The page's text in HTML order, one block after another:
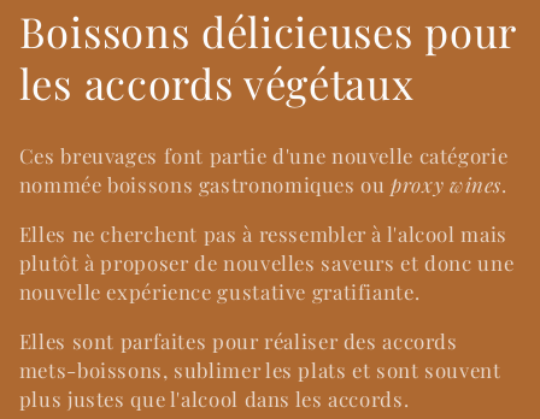
C
o
l
e
c
t
i
Boissons délicieuses pour
les accords végétaux
Ces breuvages font partie d'une nouvelle catégorie
nommée boissons gastronomiques ouproxy wines.
Elles ne cherchent pas à ressembler à l'alcool mais
plutôt à proposer de nouvelles saveurs et donc une
nouvelle expérience gustative gratifiante.
Elles sont parfaites pour réaliser des accords
mets-boissons, sublimer les plats et sont souvent
plus justes que l'alcool dans les accords.